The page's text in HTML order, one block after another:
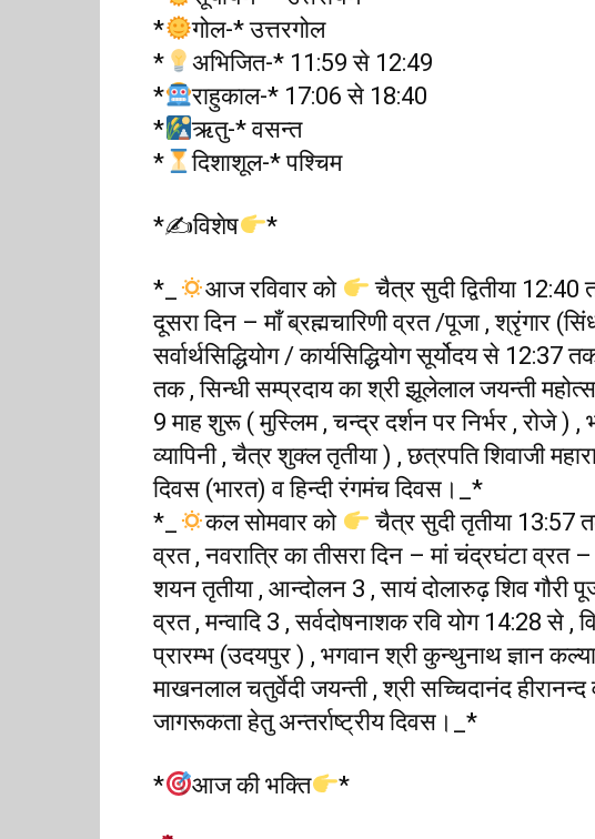
*
गोल-* उत्तरगोल
*
अभिजित-* 11:59 से 12:49
*
राहुकाल-* 17:06 से 18:40
*
ऋतु-* वसन्त
*
दिशाशूल-* पश्चिम
*✍विशेष *
*_ आज रविवार को
चैत्र सुदी द्वितीया
दूसरा दिन – माँ ब्रह्मचारिणी व्रत /पूजा , श्रृंगार
सर्वार्थसिद्धियोग / कार्यसिद्धियोग सूर्योदय से
तक , सिन्धी सम्प्रदाय का श्री झूलेलाल जयन्ती
9 माह शुरू ( मुस्लिम , चन्द्र दर्शन पर निर्भर , रोजे ) ,
व्यापिनी , चैत्र शुक्ल तृतीया ) , छत्रपति शिवाजी
दिवस (भारत) व हिन्दी रंगमंच दिवस।_*
*_
कल सोमवार को
चैत्र सुदी तृतीया 13:57
व्रत , नवरात्रि का तीसरा दिन – मां चंद्रघंटा
शयन तृतीया , आन्दोलन 3 , सायं दोलारुढ़ शिव गौरी
व्रत , मन्वादि 3 , सर्वदोषनाशक रवि योग 14:28 से
प्रारम्भ (उदयपुर ) , भगवान श्री कुन्थुनाथ ज्ञान
माखनलाल चतुर्वेदी जयन्ती , श्री सच्चिदानंद
जागरूकता हेतु अन्तर्राष्ट्रीय दिवस।_*
* आज की भक्ति *